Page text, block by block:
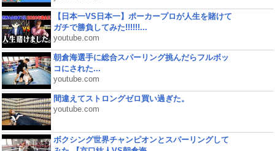
【日本一VS日本一】ポーカープロが人生を賭けて
ガチで勝負してみた!!!!!!...
youtube.com
朝倉海選手に総合スパーリング挑んだらフルボッ
コにされた...
youtube.com
間違えてストロングゼロ買い過ぎた。
youtube.com
ボクシング世界チャンピオンとスパーリングして